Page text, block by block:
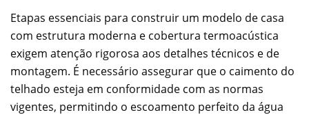
Etapas essenciais para construir um modelo de casa
com estrutura moderna e cobertura termoacústica
exigem atenção rigorosa aos detalhes técnicos e de
montagem. É necessário assegurar que o caimento do
telhado esteja em conformidade com as normas
vigentes, permitindo o escoamento perfeito da água